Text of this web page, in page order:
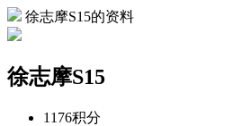
徐志摩S15的资料
徐志摩S15
1176积分